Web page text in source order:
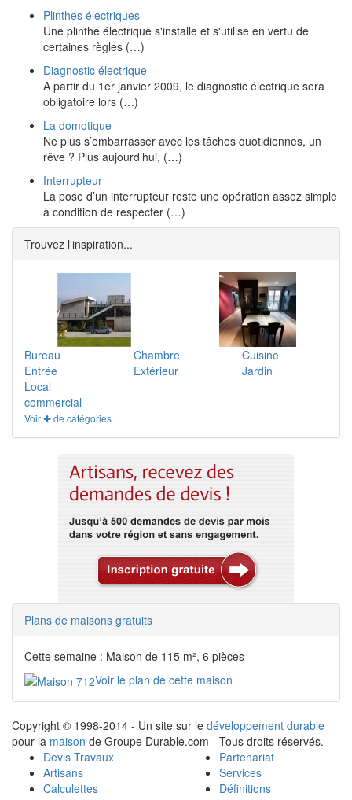
Plinthes électriques
Une plinthe électrique s'installe et s'utilise en vertu de
certaines règles (…)
Diagnostic électrique
A partir du 1er janvier 2009, le diagnostic électrique sera
obligatoire lors (…)
La domotique
Ne plus s’embarrasser avec les tâches quotidiennes, un
rêve ? Plus aujourd’hui, (…)
Interrupteur
La pose d’un interrupteur reste une opération assez simple
à condition de respecter (…)
Trouvez l'inspiration...
Bureau Chambre
Cuisine
Entrée
Extérieur
Jardin
Local
commercial
Voir ✚ de catégories
Plans de maisons gratuits
Cette semaine : Maison de 115 m², 6 pièces
Voir le plan de cette maison
Copyright © 1998-2014 - Un site sur le développement durable
pour la maison de Groupe Durable.com - Tous droits réservés.
Devis Travaux
Artisans
Calculettes
Partenariat
Services
Définitions